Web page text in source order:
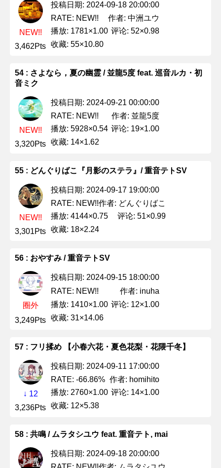
NEW!!
3,462Pts
投稿日期: 2024-09-18 20:00:00
RATE: NEW!!
作者: 中洲ユウ
播放: 1781×1.00 评论: 52×0.98
收藏: 55×10.80
54 : さよなら，夏の幽霊 / 並龍5度 feat. 巡音ルカ・初
音ミク
NEW!!
3,320Pts
投稿日期: 2024-09-21 00:00:00
RATE: NEW!!
作者: 並龍5度
播放: 5928×0.54 评论: 19×1.00
收藏: 14×1.62
55 : どんぐりばこ『月影のステラ』/ 重音テトSV
NEW!!
3,301Pts
投稿日期: 2024-09-17 19:00:00
RATE: NEW!!作者: どんぐりばこ
播放: 4144×0.75
评论: 51×0.99
收藏: 18×2.24
56 : おやすみ / 重音テトSV
圈外
3,249Pts
投稿日期: 2024-09-15 18:00:00
RATE: NEW!!
作者: inuha
播放: 1410×1.00 评论: 12×1.00
收藏: 31×14.06
57 : フリ揉め 【小春六花・夏色花梨・花隈千冬】
↓ 12
3,236Pts
投稿日期: 2024-09-11 17:00:00
RATE: -66.86% 作者: homihito
播放: 2760×1.00 评论: 14×1.00
收藏: 12×5.38
58 : 共鳴 / ムラタシユウ feat. 重音テト, mai
投稿日期: 2024-09-18 20:00:00